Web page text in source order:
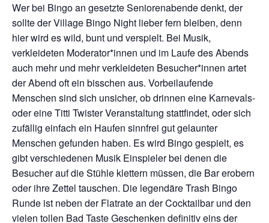
Wer bei Bingo an gesetzte Seniorenabende denkt, der
sollte der Village Bingo Night lieber fern bleiben, denn
hier wird es wild, bunt und verspielt. Bei Musik,
verkleideten Moderator*innen und im Laufe des Abends
auch mehr und mehr verkleideten Besucher*innen artet
der Abend oft ein bisschen aus. Vorbeilaufende
Menschen sind sich unsicher, ob drinnen eine Karnevals-
oder eine Titti Twister Veranstaltung stattfindet, oder sich
zufällig einfach ein Haufen sinnfrei gut gelaunter
Menschen gefunden haben. Es wird Bingo gespielt, es
gibt verschiedenen Musik Einspieler bei denen die
Besucher auf die Stühle klettern müssen, die Bar erobern
oder ihre Zettel tauschen. Die legendäre Trash Bingo
Runde ist neben der Flatrate an der Cocktailbar und den
vielen tollen Bad Taste Geschenken definitiv eins der